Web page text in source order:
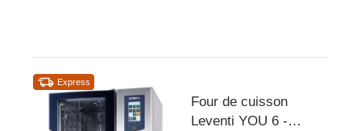
Express
Four de cuisson
Leventi YOU 6 -